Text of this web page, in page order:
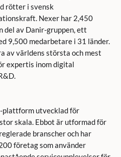
rötter i svensk
Nexer har 2,450
del av Danir-gruppen, ett
9,500 medarbetare i 31 länder.
av världens största och mest
expertis inom digital
plattform utvecklad för
skala. Ebbot är utformad för
branscher och har
företag som använder